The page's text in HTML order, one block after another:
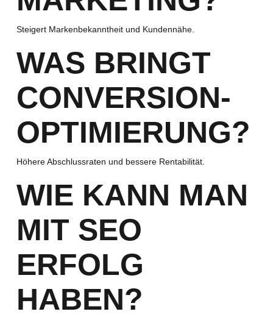
Steigert Markenbekanntheit und Kundennähe.
WAS BRINGT
CONVERSION-
OPTIMIERUNG?
Höhere Abschlussraten und bessere Rentabilität.
WIE KANN MAN
MIT SEO
ERFOLG
HABEN?